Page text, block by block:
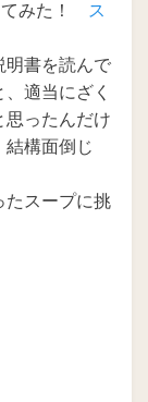
てみた！
ス
明書を読んで
適当にざく
思ったんだけ
結構面倒じ
たスープに挑